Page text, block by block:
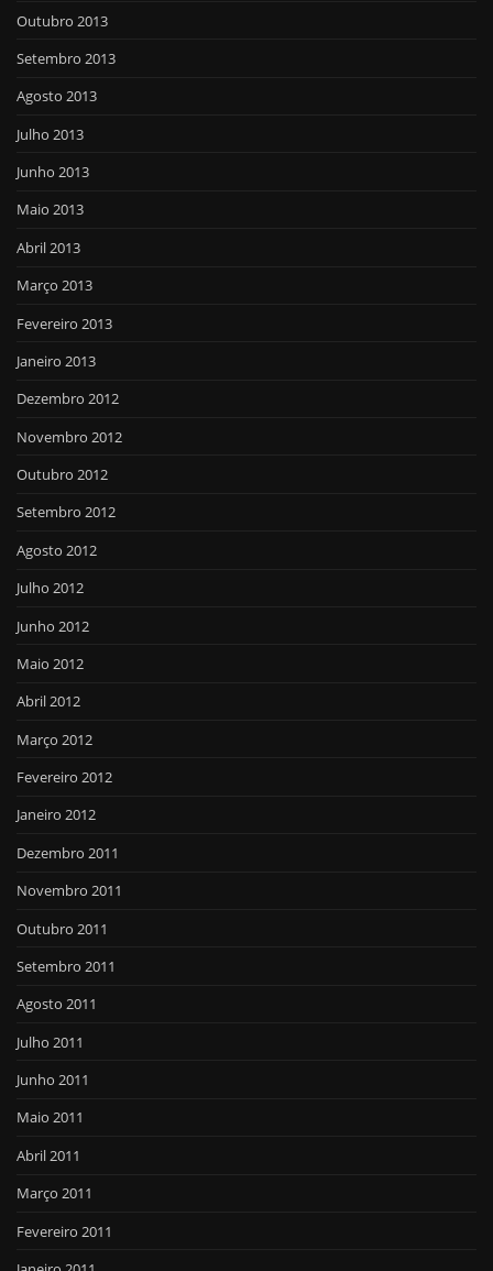
Outubro 2013
Setembro 2013
Agosto 2013
Julho 2013
Junho 2013
Maio 2013
Abril 2013
Março 2013
Fevereiro 2013
Janeiro 2013
Dezembro 2012
Novembro 2012
Outubro 2012
Setembro 2012
Agosto 2012
Julho 2012
Junho 2012
Maio 2012
Abril 2012
Março 2012
Fevereiro 2012
Janeiro 2012
Dezembro 2011
Novembro 2011
Outubro 2011
Setembro 2011
Agosto 2011
Julho 2011
Junho 2011
Maio 2011
Abril 2011
Março 2011
Fevereiro 2011